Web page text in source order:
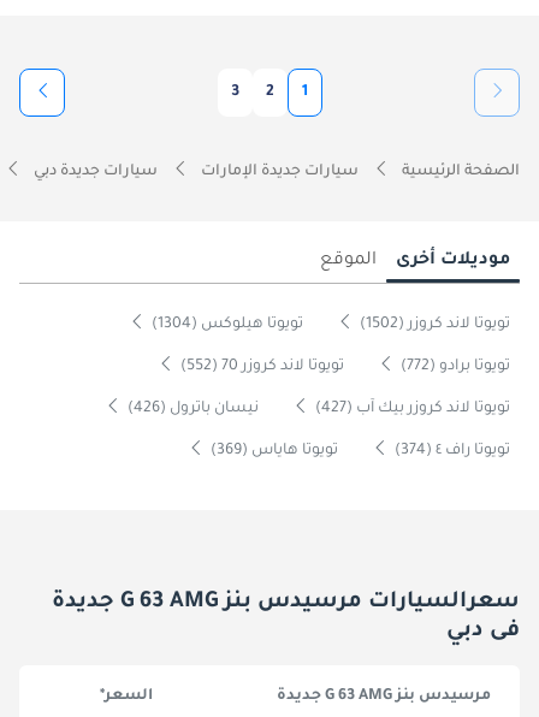
1
2
3
الصفحة الرئيسية سيارات جديدة الإمارات سيارات جديدة دبي
موديلات أخرى الموقع
تويوتا لاند كروزر (1502) تويوتا هيلوكس (1304)
تويوتا برادو (772) تويوتا لاند كروزر 70 (552)
تويوتا لاند كروزر بيك آب (427) نيسان باترول (426)
تويوتا راف ٤ (374) تويوتا هاياس (369)
سعرالسيارات مرسيدس بنز G 63 AMG جديدة
فى دبي
مرسيدس بنز G 63 AMG جديدة السعر*